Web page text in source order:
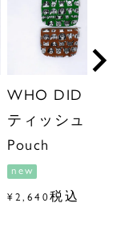
WHO DID IT?
ティッシュ
Pouch
new
¥ 2,640 税込